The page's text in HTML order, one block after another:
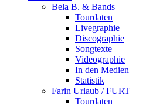
Bela B. & Bands
Tourdaten
Livegraphie
Discographie
Songtexte
Videographie
In den Medien
Statistik
Farin Urlaub / FURT
Tourdaten